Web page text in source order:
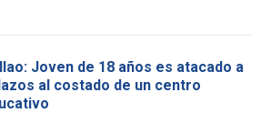
Joven de 18 años es atacado a
al costado de un centro